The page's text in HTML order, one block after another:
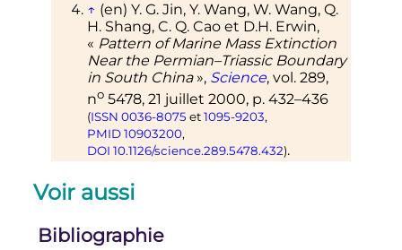
↑ (en) Y. G. Jin, Y. Wang, W. Wang, Q.
H. Shang, C. Q. Caoet D.H. Erwin,
« Pattern of Marine Mass Extinction
Near the Permian–Triassic Boundary
in South China », Science, vol. 289,
no 5478, 21 juillet 2000, p. 432–436
(ISSN 0036-8075 et1095-9203,
PMID 10903200,
DOI 10.1126/science.289.5478.432).
Yanget J. M.
Cambridge, Cambridge University
Pres,1992.
Voir aussi
Bibliographie